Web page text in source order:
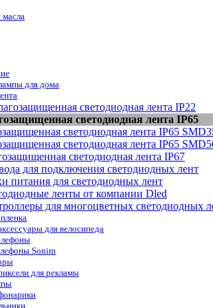
для дома
светодиодная лента IP22
светодиодная лента IP65
светодиодная лента IP65
светодиодная лента IP65
светодиодная лента IP67
для подключения светодиодных лент
питания для светодиодных лент
ленты от компании Dled
для многоцветных светодиодных
для велосипеда
Sonim
для рекламы